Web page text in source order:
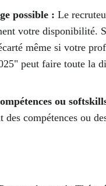
possible : Le
votre disponibilité.
même si votre
peut faire toute la
ou
compétences ou